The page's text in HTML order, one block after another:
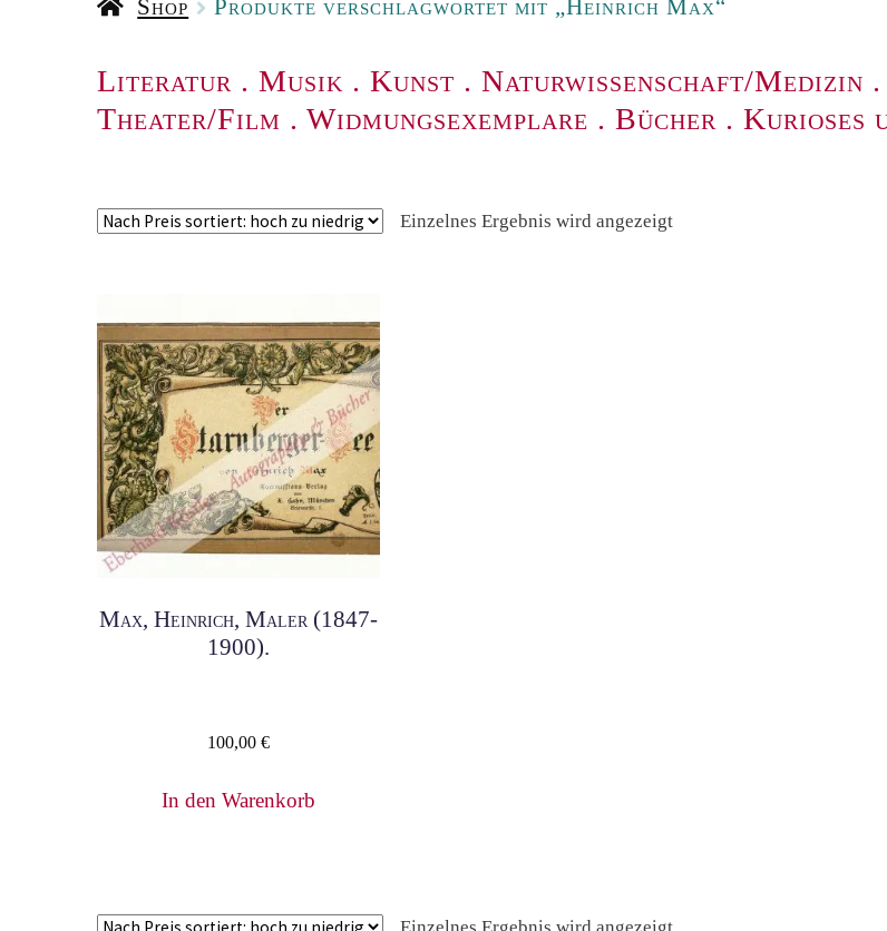
Shop Produkte verschlagwortet mit „Heinrich Max“
Literatur . Musik . Kunst . Naturwissenschaft/Medizin .
Theater/Film . Widmungsexemplare . Bücher . Kurioses
Einzelnes Ergebnis wird angezeigt
Max, Heinrich, Maler (1847-
1900).
100,00€
In den Warenkorb